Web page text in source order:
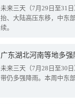
未来三天（7月29日至31
抬、大陆高压东移，中东
续。
广东湖北河南等地多
未来三天（7月28日至30
带仍多强降雨。本周中东